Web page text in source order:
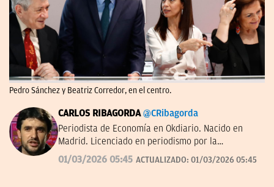
Pedro Sánchez y Beatriz Corredor, en el centro.
CARLOS RIBAGORDA @CRibagorda
Periodista de Economía en Okdiario. Nacido en
Madrid. Licenciado en periodismo por la
Universidad Complutense.
01/03/2026 05:45 ACTUALIZADO: 01/03/2026 05:45